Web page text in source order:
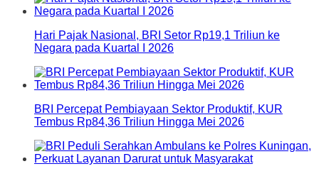
Hari Pajak Nasional, BRI Setor Rp19,1 Triliun ke
Negara pada Kuartal I 2026
BRI Percepat Pembiayaan Sektor Produktif, KUR
Tembus Rp84,36 Triliun Hingga Mei 2026